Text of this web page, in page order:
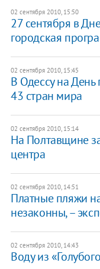
02 сентября 2010, 15:50
27 сентября в
городская
02 сентября 2010, 15:45
В Одессу на
43 стран мира
02 сентября 2010, 15:14
На Полтавщине
центра
02 сентября 2010, 14:51
Платные пляжи
незаконны, –
02 сентября 2010, 14:43
Воду из